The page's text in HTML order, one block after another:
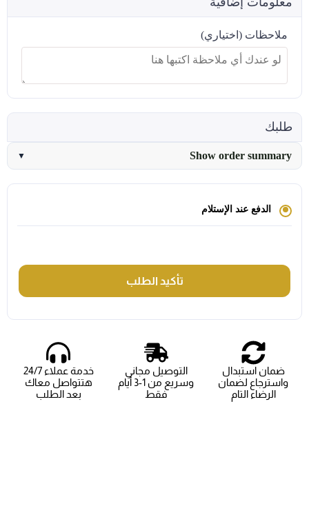
ملاحظات (اختياري)
طلبك
Show order summary
▼
الدفع عند الإستلام
تأكيد الطلب
ضمان استبدال
واسترجاع لضمان
الرضاء التام
التوصيل مجاني
وسريع من 1-3 أيام
فقط
خدمة عملاء 24/7
هتتواصل معاك
بعد الطلب